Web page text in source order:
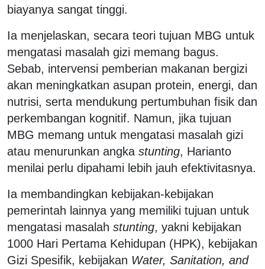
biayanya sangat tinggi.
Ia menjelaskan, secara teori tujuan MBG untuk
mengatasi masalah gizi memang bagus.
Sebab, intervensi pemberian makanan bergizi
akan meningkatkan asupan protein, energi, dan
nutrisi, serta mendukung pertumbuhan fisik dan
perkembangan kognitif. Namun, jika tujuan
MBG memang untuk mengatasi masalah gizi
atau menurunkan angka stunting, Harianto
menilai perlu dipahami lebih jauh efektivitasnya.
Ia membandingkan kebijakan-kebijakan
pemerintah lainnya yang memiliki tujuan untuk
mengatasi masalah stunting, yakni kebijakan
1000 Hari Pertama Kehidupan (HPK), kebijakan
Gizi Spesifik, kebijakan Water, Sanitation, and